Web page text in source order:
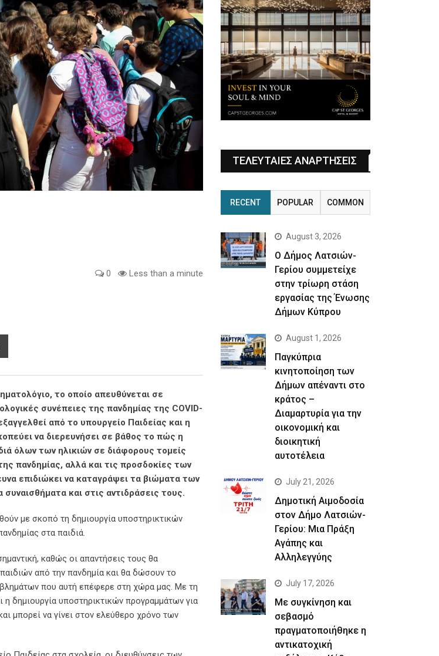
0 Less than a minute
το οποίο απευθύνεται σε
συνέπειες της πανδημίας της COVID-
από το υπουργείο Παιδείας και η
να διερευνήσει σε βάθος το πώς η
όλων των ηλικιών σε διάφορους τομείς
πανδημίας, αλλά και τις προσδοκίες των
επιδιώκει να καταγράψει τα βιώματα των
και στις αντιδράσεις τους.
με σκοπό τη δημιουργία υποστηρικτικών
στα παιδιά.
καθώς οι απαντήσεις τους θα
από την πανδημία και θα δώσουν το
που αυτή επέφερε στη χώρα μας. Με τη
δημιουργία υποστηρικτικών προγραμμάτων για
μπορεί να γίνει στον ελεύθερο χρόνο των
ΤΕΛΕΥΤΑΙΕΣ ΑΝΑΡΤΗΣΕΙΣ
RECENT POPULAR COMMON
August 3, 2026
Ο Δήμος Λατσιών-
Γερίου συμμετείχε
στην τρίωρη στάση
εργασίας της Ένωσης
Δήμων Κύπρου
August 1, 2026
Παγκύπρια
κινητοποίηση των
Δήμων απέναντι στο
κράτος –
Διαμαρτυρία για την
οικονομική και
διοικητική
αυτοτέλεια
July 21, 2026
Δημοτική Αιμοδοσία
στον Δήμο Λατσιών-
Γερίου: Μια Πράξη
Αγάπης και
Αλληλεγγύης
July 17, 2026
Με συγκίνηση και
σεβασμό
πραγματοποιήθηκε η
αντικατοχική